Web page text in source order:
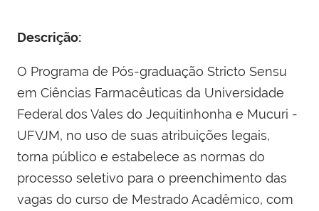
Descrição:
O Programa de Pós-graduação Stricto Sensu
em Ciências Farmacêuticas da Universidade
Federal dos Vales do Jequitinhonha e Mucuri -
UFVJM, no uso de suas atribuições legais,
torna público e estabelece as normas do
processo seletivo para o preenchimento das
vagas do curso de Mestrado Acadêmico, com